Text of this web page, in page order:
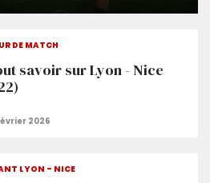
DE MATCH
savoir sur Lyon - Nice
LYON - NICE